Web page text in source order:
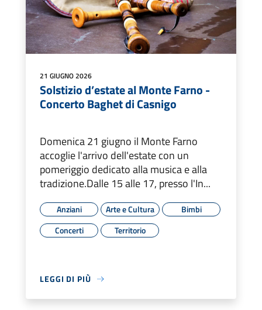
21 GIUGNO 2026
Solstizio d’estate al Monte Farno -
Concerto Baghet di Casnigo
Domenica 21 giugno il Monte Farno
accoglie l'arrivo dell'estate con un
pomeriggio dedicato alla musica e alla
tradizione.Dalle 15 alle 17, presso l'In...
Anziani Arte e Cultura
Bimbi
Concerti
Territorio
LEGGI DI PIÙ